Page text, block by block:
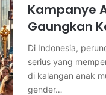
Kampanye
Gaungkan
Di Indonesia,
serius yang
di kalangan anak
gender…